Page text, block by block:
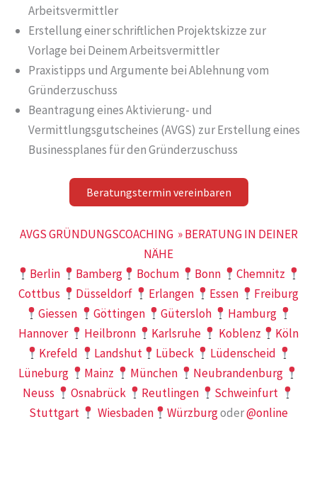
Arbeitsvermittler
Erstellung einer schriftlichen Projektskizze zur
Vorlage bei Deinem Arbeitsvermittler
Praxistipps und Argumente bei Ablehnung vom
Gründerzuschuss
Beantragung eines Aktivierung- und
Vermittlungsgutscheines (AVGS) zur Erstellung eines
Businessplanes für den Gründerzuschuss
Beratungstermin vereinbaren
AVGS GRÜNDUNGSCOACHING » BERATUNG IN DEINER
NÄHE
Berlin
Bamberg Bochum Bonn
Chemnitz
Cottbus
Düsseldorf Erlangen Essen
Freiburg
Giessen
Göttingen Gütersloh
Hamburg
Hannover
Heilbronn Karlsruhe Koblenz
Köln
Krefeld
Landshut Lübeck
Lüdenscheid
Lüneburg
Mainz München
Neubrandenburg
Neuss
Osnabrück Reutlingen
Schweinfurt
Stuttgart
Wiesbaden Würzburgoder@online